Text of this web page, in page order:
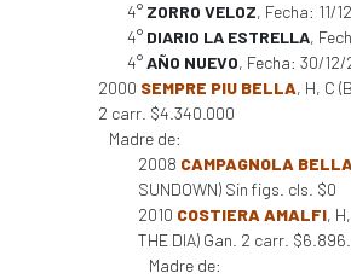
4° ZORRO VELOZ, Fecha: 11/
4° DIARIO LA ESTRELLA,
4°AÑO NUEVO, Fecha: 30/
2000 SEMPRE PIU BELLA, H, C
2 carr. $4.340.000
Madre de:
2008 CAMPAGNOLA BELLA
SUNDOWN) Sin figs. cls. $0
2010 COSTIERA AMALFI,
THE DIA) Gan. 2 carr.
Madre de: